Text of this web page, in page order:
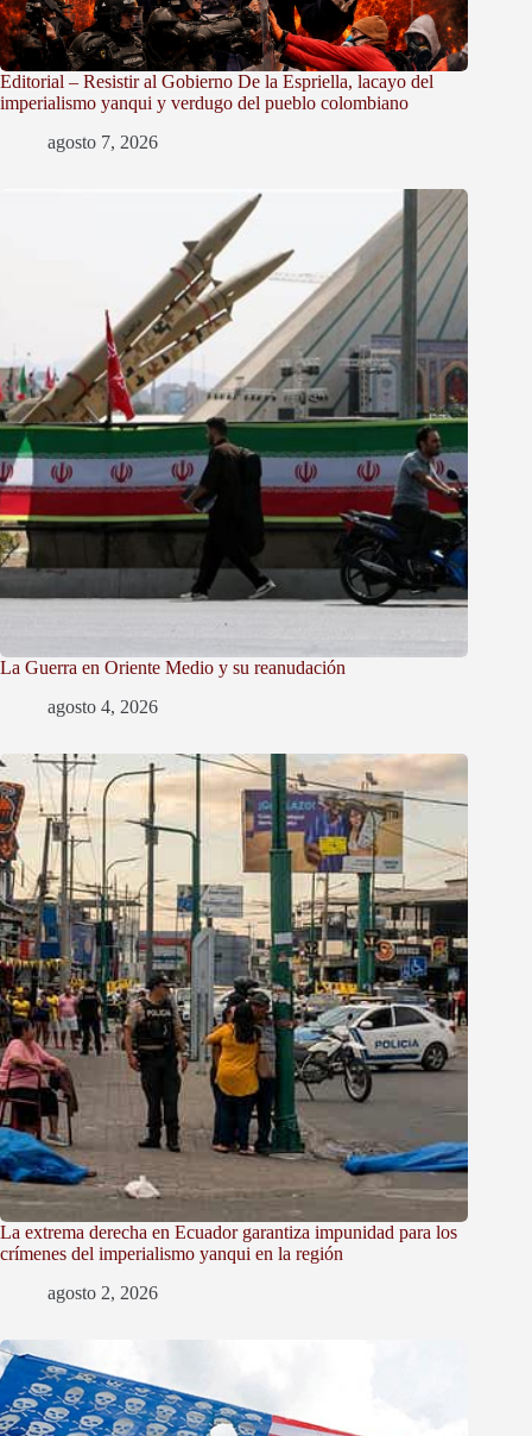
Editorial – Resistir al Gobierno De la Espriella, lacayo del
imperialismo yanqui y verdugo del pueblo colombiano
agosto 7, 2026
La Guerra en Oriente Medio y su reanudación
agosto 4, 2026
La extrema derecha en Ecuador garantiza impunidad para los
crímenes del imperialismo yanqui en la región
agosto 2, 2026